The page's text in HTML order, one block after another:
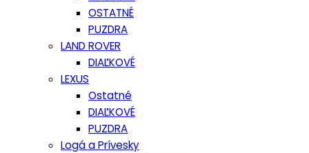
OSTATNÉ
PUZDRA
LAND ROVER
DIAĽKOVÉ
LEXUS
Ostatné
DIAĽKOVÉ
PUZDRA
Logá a Prívesky